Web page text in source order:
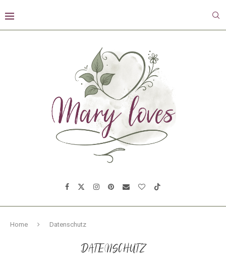
Home Datenschutz
DATENSCHUTZ